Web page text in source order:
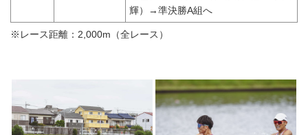
輝）→準決勝A組へ
※レース距離：2,000m（全レース）